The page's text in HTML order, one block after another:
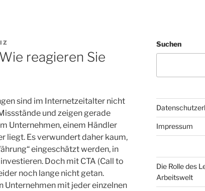
reagieren Sie
sind im Internetzeitalter nicht
und zeigen gerade
Unternehmen, einem Händler
liegt. Es verwundert daher kaum,
eingeschätzt werden, in
Doch mit CTA (Call to
noch lange nicht getan.
Unternehmen mit jeder einzelnen
Suchen
Impressum
Die Rolle des
Arbeitswelt